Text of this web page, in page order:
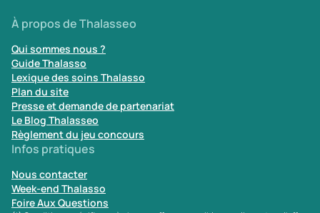
À propos de Thalasseo
Qui sommes nous ?
Guide Thalasso
Lexique des soins Thalasso
Plan du site
Presse et demande de partenariat
Le Blog Thalasseo
Règlement du jeu concours
Infos pratiques
Nous contacter
Week-end Thalasso
Foire Aux Questions